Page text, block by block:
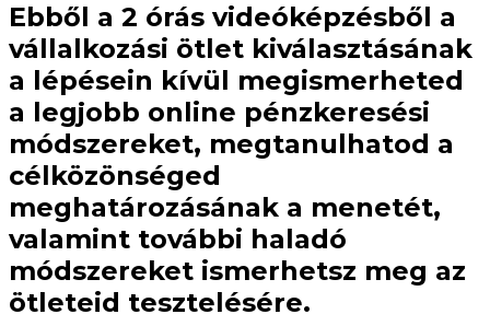
Ebből a 2 órás videóképzésből a
vállalkozási ötlet kiválasztásának
a lépésein kívül megismerheted
a legjobb online pénzkeresési
módszereket, megtanulhatod a
célközönséged
meghatározásának a menetét,
valamint további haladó
módszereket ismerhetsz meg az
ötleteid tesztelésére.